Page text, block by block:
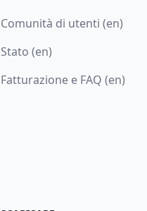
Comunità di utenti (en)
Stato (en)
Fatturazione e FAQ (en)